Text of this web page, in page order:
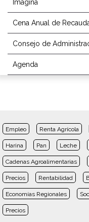
Imagina
Cena Anual de
Consejo de
Agenda
Empleo Renta Agrícola
Harina Pan Leche
Cadenas Agroalimentarias
Precios Rentabilidad
Economías Regionales
Precios